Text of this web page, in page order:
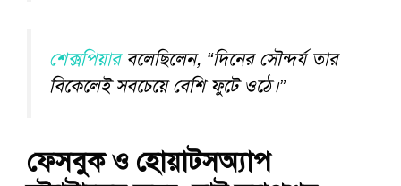
শেক্সপিয়ারবলেছিলেন, “দিনের সৌন্দর্য তার
বিকেলেই সবচেয়ে বেশি ফুটে ওঠে।”
ফেসবুক ও হোয়াটসঅ্যাপ